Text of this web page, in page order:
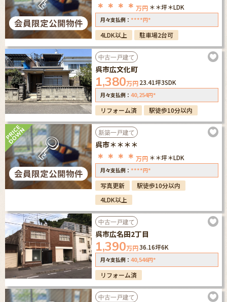
＊＊＊＊ 万円 ＊＊坪＊LDK
月々支払例： ****円*
4LDK以上 駐車場2台可
中古一戸建て
呉市広文化町
1,380万円23.41坪3SDK
月々支払例： 40,254円*
リフォーム済 駅徒歩10分以内
新築一戸建て
呉市＊＊＊＊
＊＊＊＊ 万円 ＊＊坪＊LDK
月々支払例： ****円*
写真更新
駅徒歩10分以内
4LDK以上
中古一戸建て
呉市広名田2丁目
1,390万円36.16坪6K
月々支払例： 40,546円*
リフォーム済
中古一戸建て